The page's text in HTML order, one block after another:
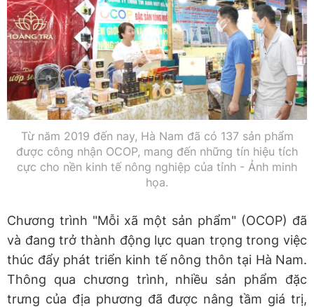
Từ năm 2019 đến nay, Hà Nam đã có 137 sản phẩm
được công nhận OCOP, mang đến những tín hiệu tích
cực cho nền kinh tế nông nghiệp của tỉnh - Ảnh minh
họa.
Chương trình "Mỗi xã một sản phẩm" (OCOP) đã
và đang trở thành động lực quan trọng trong việc
thúc đẩy phát triển kinh tế nông thôn tại Hà Nam.
Thông qua chương trình, nhiều sản phẩm đặc
trưng của địa phương đã được nâng tầm giá trị,